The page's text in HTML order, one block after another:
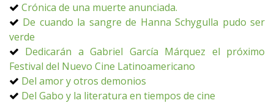
Crónica de una muerte anunciada.
De cuando la sangre de Hanna Schygulla pudo ser
verde
Dedicarán a Gabriel García Márquez el próximo
Festival del Nuevo Cine Latinoamericano
Del amor y otros demonios
Del Gabo y la literatura en tiempos de cine